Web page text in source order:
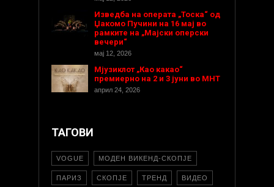
Изведба на операта „Тоска“ од
Џакомо Пучини на 16 мај во
рамките на „Мајски оперски
вечери“
мај 12, 2026
Мјузиклот „Као какао“
премиерно на 2 и 3 јуни во МНТ
април 24, 2026
ТАГОВИ
VOGUE МОДЕН ВИКЕНД-СКОПЈЕ
ПАРИЗ СКОПЈЕ ТРЕНД ВИДЕО